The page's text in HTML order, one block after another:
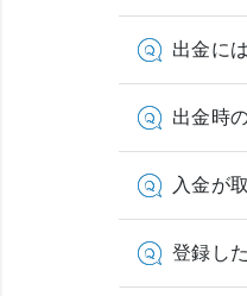
出金に
出金時
入金が
登録し